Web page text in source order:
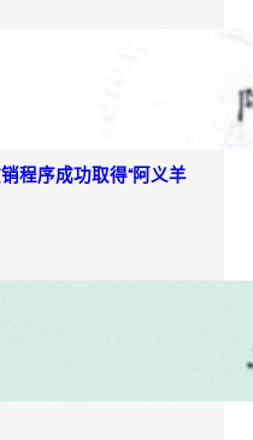
程序成功取得“阿义羊